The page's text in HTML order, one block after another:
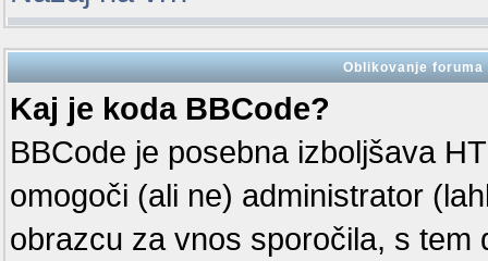
Oblikovanje
Kaj je koda BBCode?
BBCode je posebna izboljšava
omogoči (ali ne) administrator
obrazcu za vnos sporočila, s tem